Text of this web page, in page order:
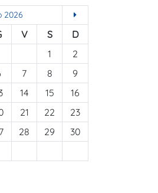
2026
V S
D
1
2
7 8
9
14 15
16
21 22
23
28 29
30